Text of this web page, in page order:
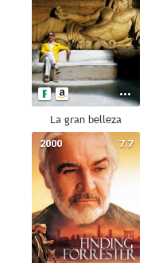
La gran belleza
7.7
2000